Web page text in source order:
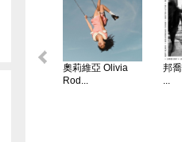
奧莉維亞 Olivia
Rod...
邦
...